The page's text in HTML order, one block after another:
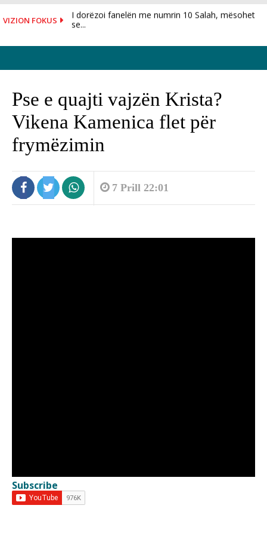
VIZION FOKUS
I dorëzoi fanelën me numrin 10 Salah, mësohet
se...
Pse e quajti vajzën Krista?
Vikena Kamenica flet për
frymëzimin
7 Prill 22:01
Subscribe